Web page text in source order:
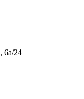
6а/24